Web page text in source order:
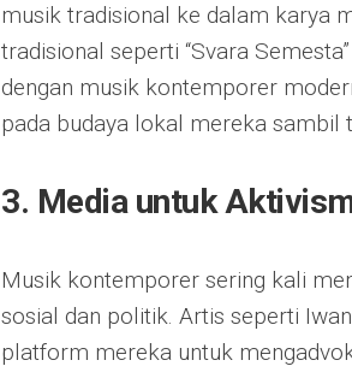
musik tradisional ke dalam karya
tradisional seperti “Svara
dengan musik kontemporer
pada budaya lokal mereka sambil
3. Media untuk
Musik kontemporer sering kali
sosial dan politik. Artis seperti
platform mereka untuk